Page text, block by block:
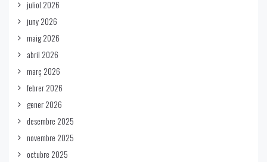
juliol 2026
juny 2026
maig 2026
abril 2026
març 2026
febrer 2026
gener 2026
desembre 2025
novembre 2025
octubre 2025